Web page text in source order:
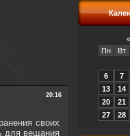
20:16
своих
для вещания
«
Пн
Вт
6
7
13
14
20
21
27
28